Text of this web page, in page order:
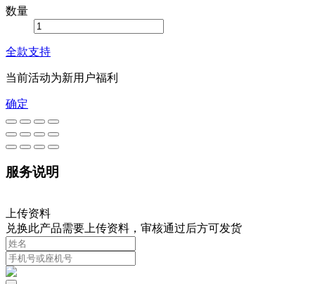
数量
全款支持
当前活动为新用户福利
确定
服务说明
上传资料
兑换此产品需要上传资料，审核通过后方可发货